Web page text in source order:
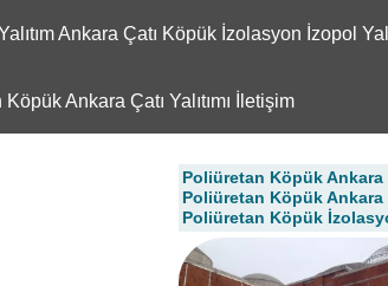
Ankara Çatı Köpük İzolasyon İzopol
Ankara Çatı Yalıtımı İletişim
Poliüretan Köpük Ankara
Poliüretan Köpük Ankara
Poliüretan Köpük